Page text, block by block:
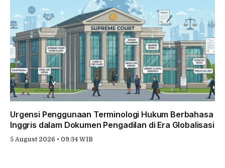
Urgensi Penggunaan Terminologi Hukum Berbahasa
Inggris dalam Dokumen Pengadilan di Era Globalisasi
5 August 2026 • 09:34 WIB